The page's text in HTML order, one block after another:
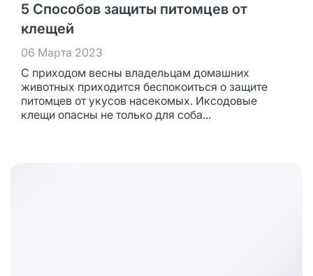
5 Способов защиты питомцев от
клещей
06 Марта 2023
С приходом весны владельцам домашних
животных приходится беспокоиться о защите
питомцев от укусов насекомых. Иксодовые
клещи опасны не только для соба...